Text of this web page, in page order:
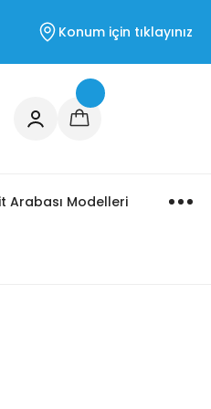
Konum için tıklayınız
Arabası Modelleri